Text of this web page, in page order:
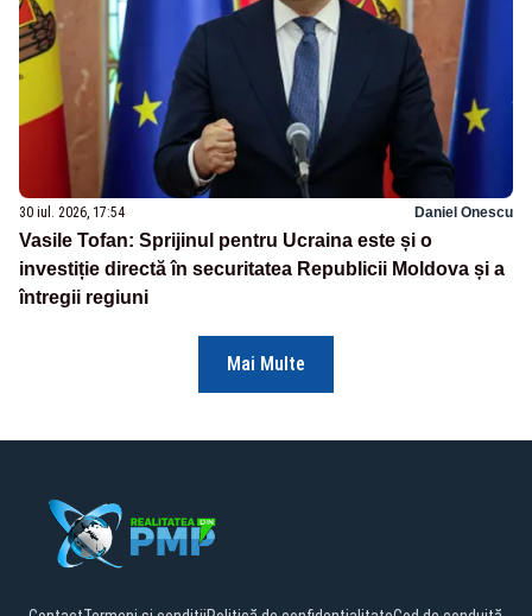
30 iul. 2026, 17:54 Daniel Onescu
Vasile Tofan: Sprijinul pentru Ucraina este și o
investiție directă în securitatea Republicii Moldova și a
întregii regiuni
Mai Multe